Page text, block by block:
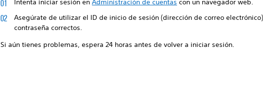
Intenta iniciar sesión enAdministración de cuentas con un navegador web.
Asegúrate de utilizar el ID de inicio de sesión (dirección de correo
contraseña correctos.
Si aún tienes problemas, espera 24 horas antes de volver a iniciar sesión.